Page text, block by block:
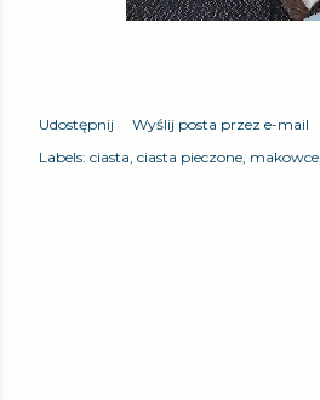
Udostępnij
Wyślij posta przez e-mail
Labels: ciasta ciasta pieczone makowce